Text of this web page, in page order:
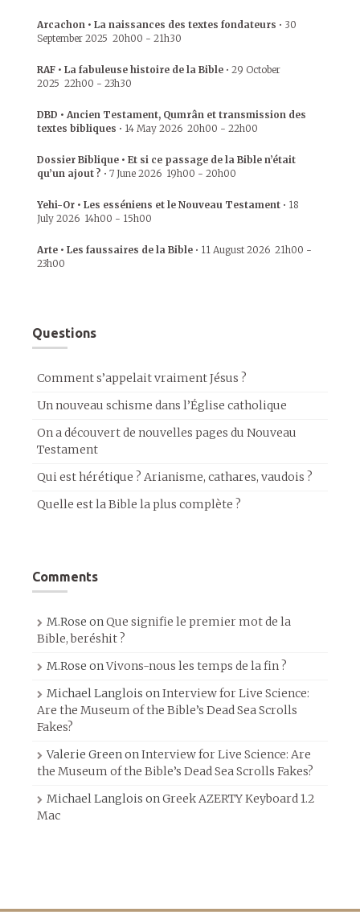
Arcachon • La naissances des textes fondateurs • 30
September 2025 20h00 - 21h30
RAF • La fabuleuse histoire de la Bible • 29 October
2025 22h00 - 23h30
DBD • Ancien Testament, Qumrân et transmission des
textes bibliques • 14 May 2026 20h00 - 22h00
Dossier Biblique • Et si ce passage de la Bible n’était
qu’un ajout ? • 7 June 2026 19h00 - 20h00
Yehi-Or • Les esséniens et le Nouveau Testament • 18
July 2026 14h00 - 15h00
Arte • Les faussaires de la Bible • 11 August 2026 21h00 -
23h00
Questions
Comment s’appelait vraiment Jésus ?
Un nouveau schisme dans l’Église catholique
On a découvert de nouvelles pages du Nouveau
Testament
Qui est hérétique ? Arianisme, cathares, vaudois ?
Quelle est la Bible la plus complète ?
Comments
M.Rose on Que signifie le premier mot de la
Bible, beréshit ?
M.Rose onVivons-nous les temps de la fin ?
Michael Langlois on Interview for Live Science:
Are the Museum of the Bible’s Dead Sea Scrolls
Fakes?
Valerie Green on Interview for Live Science: Are
the Museum of the Bible’s Dead Sea Scrolls Fakes?
Michael Langlois on Greek AZERTY Keyboard 1.2
Mac